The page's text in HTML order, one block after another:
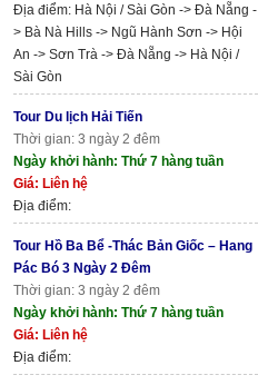
Địa điểm: Hà Nội / Sài Gòn -> Đà Nẵng -
> Bà Nà Hills -> Ngũ Hành Sơn -> Hội
An -> Sơn Trà -> Đà Nẵng -> Hà Nội /
Sài Gòn
Tour Du lịch Hải Tiến
Thời gian: 3 ngày 2 đêm
Ngày khởi hành: Thứ 7 hàng tuần
Giá: Liên hệ
Địa điểm:
Tour Hồ Ba Bể -Thác Bản Giốc – Hang
Pác Bó 3 Ngày 2 Đêm
Thời gian: 3 ngày 2 đêm
Ngày khởi hành: Thứ 7 hàng tuần
Giá: Liên hệ
Địa điểm: